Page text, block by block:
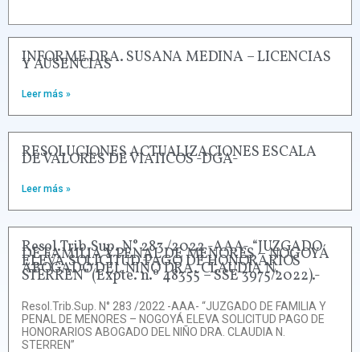
INFORME DRA. SUSANA MEDINA – LICENCIAS
Y AUSENCIAS
Leer más »
RESOLUCIONES ACTUALIZACIONES ESCALA
DE VALORES DE VIATICOS -DGA-
Leer más »
Resol.Trib.Sup. N° 283 /2022 -AAA- “JUZGADO
DE FAMILIA Y PENAL DE MENORES – NOGOYÁ
ELEVA SOLICITUD PAGO DE HONORARIOS
ABOGADO DEL NIÑO DRA. CLAUDIA N.
STERREN” (Expte. n.º 48355 – SSE 3975/2022).-
Resol.Trib.Sup. N° 283 /2022 -AAA- “JUZGADO DE FAMILIA Y
PENAL DE MENORES – NOGOYÁ ELEVA SOLICITUD PAGO DE
HONORARIOS ABOGADO DEL NIÑO DRA. CLAUDIA N.
STERREN”